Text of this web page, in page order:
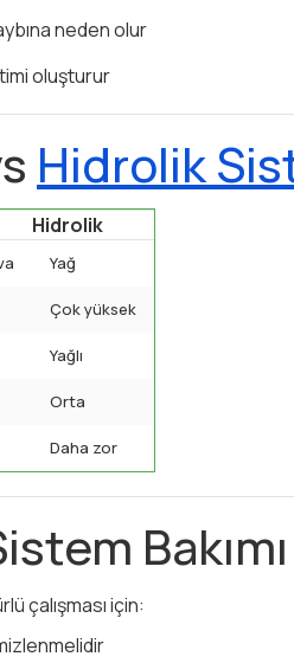
neden olur
oluşturur
Hidrolik
Hidrolik
Yağ
Çok yüksek
Yağlı
Orta
Daha zor
Bakımı
çalışması için: